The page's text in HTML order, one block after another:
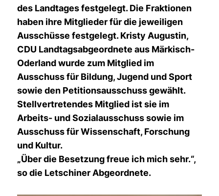
des Landtages festgelegt. Die Fraktionen
haben ihre Mitglieder für die jeweiligen
Ausschüsse festgelegt. Kristy Augustin,
CDU Landtagsabgeordnete aus Märkisch-
Oderland wurde zum Mitglied im
Ausschuss für Bildung, Jugend und Sport
sowie den Petitionsausschuss gewählt.
Stellvertretendes Mitglied ist sie im
Arbeits- und Sozialausschuss sowie im
Ausschuss für Wissenschaft, Forschung
und Kultur.
Über die Besetzung freue ich mich sehr.“,
so die Letschiner Abgeordnete.